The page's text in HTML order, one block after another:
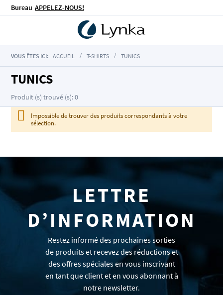
Bureau APPELEZ-NOUS!
VOUS ÊTES ICI: ACCUEIL T-SHIRTS TUNICS
TUNICS
Produit (s) trouvé (s): 0
Impossible de trouver des produits correspondants à votre
sélection.
LETTRE
D’INFORMATION
Restez informé des prochaines sorties
de produits et recevez des réductions et
des offres spéciales en vous inscrivant
en tant que client et en vous abonnant à
notre newsletter.